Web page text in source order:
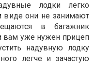
лодки легко
виде они не занимают
в багажник
вам уже нужен прицеп
надувную лодку
легче и зачастую